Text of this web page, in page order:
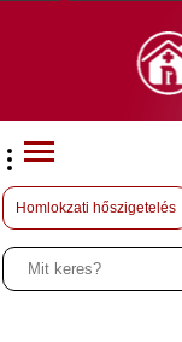
Homlokzati hőszigetelés